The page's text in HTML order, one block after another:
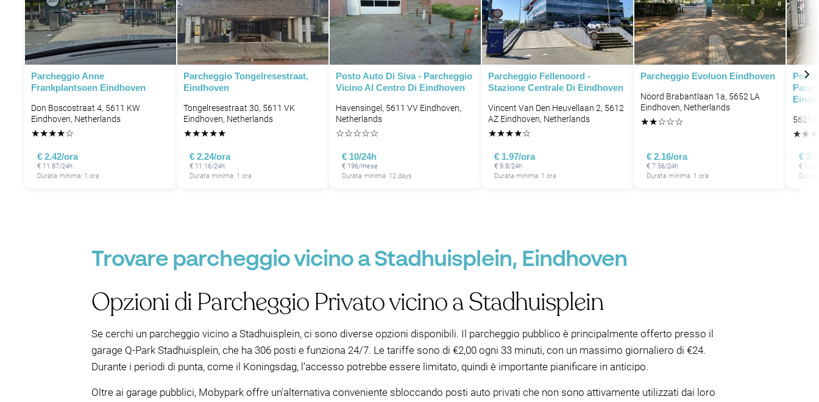
Parcheggio Anne
Frankplantsoen Eindhoven
Don Boscostraat 4, 5611 KW
Eindhoven, Netherlands
★★★★☆
€ 2.42/ora
€ 11.87/24h
Durata minima: 1 ora
Parcheggio Tongelresestraat,
Eindhoven
Tongelresestraat 30, 5611 VK
Eindhoven, Netherlands
★★★★★
€ 2.24/ora
€ 11.16/24h
Durata minima: 1 ora
Posto Auto Di Siva - Parcheggio
Vicino Al Centro Di Eindhoven
Havensingel, 5611 VV Eindhoven,
Netherlands
☆☆☆☆☆
€ 10/24h
€ 196/mese
Durata minima: 12 days
Parcheggio Fellenoord -
Stazione Centrale Di Eindhoven
Vincent Van Den Heuvellaan 2, 5612
AZ Eindhoven, Netherlands
★★★★☆
€ 1.97/ora
€ 9.8/24h
Durata minima: 1 ora
Parcheggio Evoluon Eindhoven
Noord Brabantlaan 1a, 5652 LA
Eindhoven, Netherlands
★★☆☆☆
€ 2.16/ora
€ 7.56/24h
Durata minima: 1 ora
5621
★★ ★
€ 2/
€
Trovare parcheggio vicino a Stadhuisplein, Eindhoven
Opzioni di Parcheggio Privato vicino a Stadhuisplein
Se cerchi un parcheggio vicino a Stadhuisplein, ci sono diverse opzioni disponibili. Il parcheggio pubblico è principalmente offerto presso il
garage Q-Park Stadhuisplein, che ha 306 posti e funziona 24/7. Le tariffe sono di €2,00 ogni 33 minuti, con un massimo giornaliero di €24.
Durante i periodi di punta, come il Koningsdag, l'accesso potrebbe essere limitato, quindi è importante pianificare in anticipo.
Oltre ai garage pubblici, Mobypark offre un'alternativa conveniente sbloccando posti auto privati che non sono attivamente utilizzati dai loro